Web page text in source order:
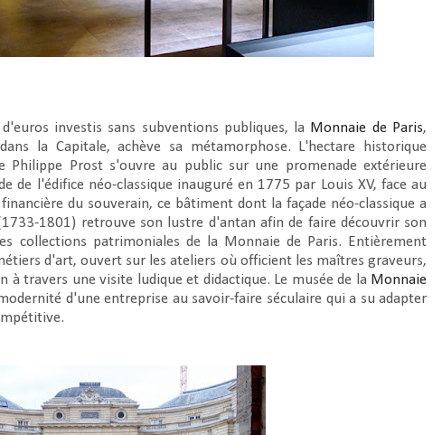
investis sans subventions publiques, la Monnaie de Paris,
la Capitale, achève sa métamorphose. L'hectare historique
Philippe Prost s'ouvre au public sur une promenade extérieure
de l'édifice néo-classique inauguré en 1775 par Louis XV, face au
du souverain, ce bâtiment dont la façade néo-classique a
1801) retrouve son lustre d'antan afin de faire découvrir son
collections patrimoniales de la Monnaie de Paris. Entièrement
d'art, ouvert sur les ateliers où officient les maîtres graveurs,
à travers une visite ludique et didactique. Le musée de la Monnaie
d'une entreprise au savoir-faire séculaire qui a su adapter